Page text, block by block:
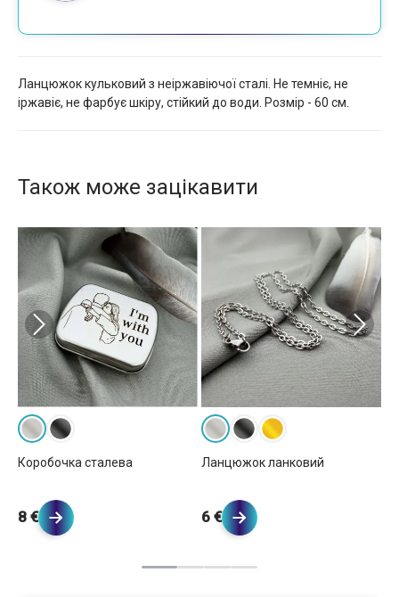
Ланцюжок кульковий з неіржавіючої сталі. Не темніє, не
іржавіє, не фарбує шкіру, стійкий до води. Розмір - 60 см.
Також може зацікавити
Коробочка сталева
8 €
Ланцюжок ланковий
6 €